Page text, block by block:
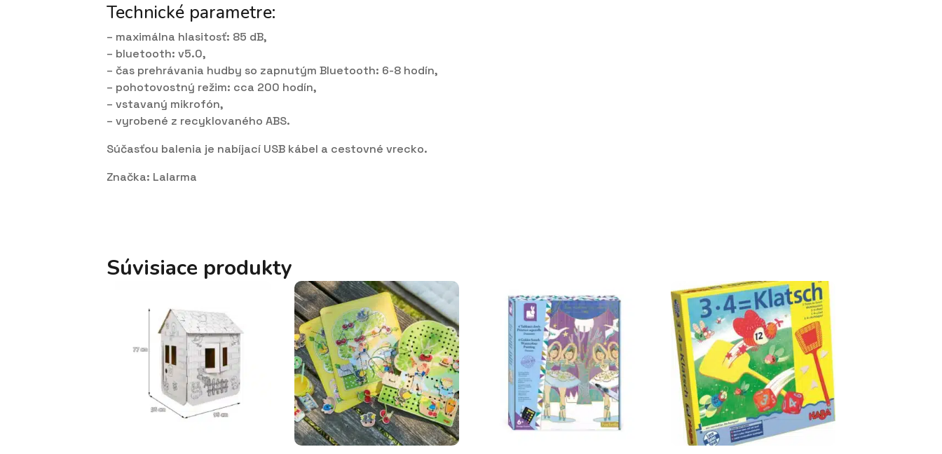
Technické parametre:
– maximálna hlasitosť: 85 dB,
– bluetooth: v5.0,
– čas prehrávania hudby so zapnutým Bluetooth: 6-8 hodín,
– pohotovostný režim: cca 200 hodín,
– vstavaný mikrofón,
– vyrobené z recyklovaného ABS.
Súčasťou balenia je nabíjací USB kábel a cestovné vrecko.
Značka: Lalarma
Súvisiace produkty